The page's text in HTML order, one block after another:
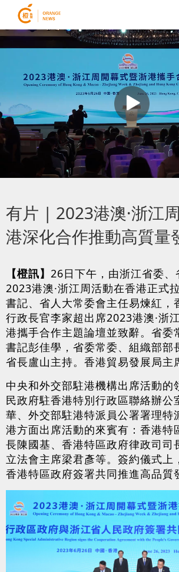
有片 | 2023港澳·浙江
港深化合作推動高質量
【橙訊】 26日下午，由浙江省委、
2023港澳·浙江周活動在香港正式
書記、省人大常委會主任易煉紅，
行政長官李家超出席2023港澳·浙
港攜手合作主題論壇並致辭。省委
書記彭佳學，省委常委、組織部部
省長盧山主持。香港貿易發展局主
中央和外交部駐港機構出席活動的
民政府駐香港特別行政區聯絡辦公
華、外交部駐港特派員公署署理特
港方面出席活動的來賓有：香港特
長陳國基、香港特區政府律政司司
立法會主席梁君彥等。簽約儀式上
香港特區政府簽署共同推進高品質